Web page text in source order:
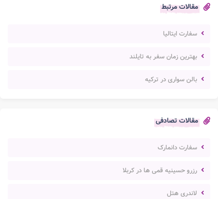
مقالات مرتبط
سفارت ایتالیا
بهترین زمان سفر به تایلند
بالن سواری در ترکیه
مقالات تصادفی
سفارت دانمارک
رزرو حسینیه قمی ها در کربلا
لاندری هتل